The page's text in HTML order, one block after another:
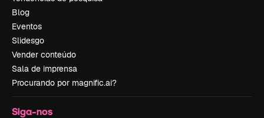
Blog
Eventos
Slidesgo
Vender conteúdo
Sala de imprensa
Procurando por magnific.ai?
Siga-nos